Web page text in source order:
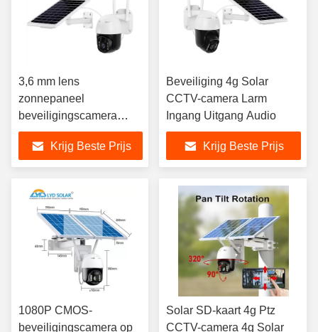
3,6 mm lens
zonnepaneel
beveiligingscamera
H.265 H.264 TCP IP-
protocol zonne-cctv-
camera 4g
Krijg Beste Prijs
Beveiliging 4g Solar
CCTV-camera Larm
Ingang Uitgang Audio
Krijg Beste Prijs
1080P CMOS-
beveiligingscamera op
Solar SD-kaart 4g Ptz
CCTV-camera 4g Solar